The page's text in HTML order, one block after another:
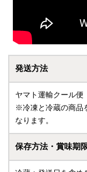
発送方法
ヤマト運輸クール便
※冷凍と冷蔵の商品
なります。
保存方法・賞味期